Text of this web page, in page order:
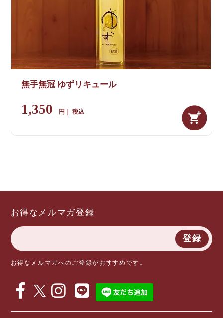
無手無冠 ゆずリキュール
1,350 税込
お得なメルマガ登録
登録
お得なメルマガへのご登録がおすすめです。